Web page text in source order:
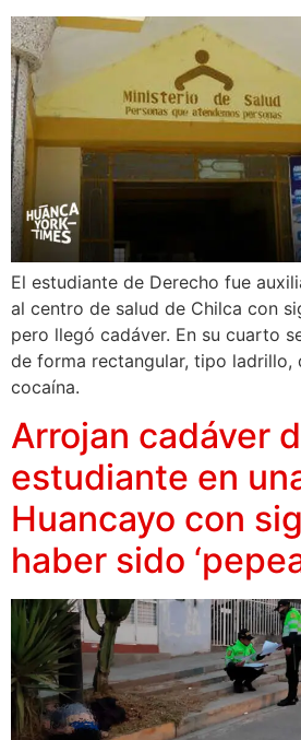
El estudiante de Derecho fue
al centro de salud de Chilca con
pero llegó cadáver. En su cuarto
de forma rectangular, tipo ladrillo,
cocaína.
Arrojan cadáver
estudiante en
Huancayo con
haber sido